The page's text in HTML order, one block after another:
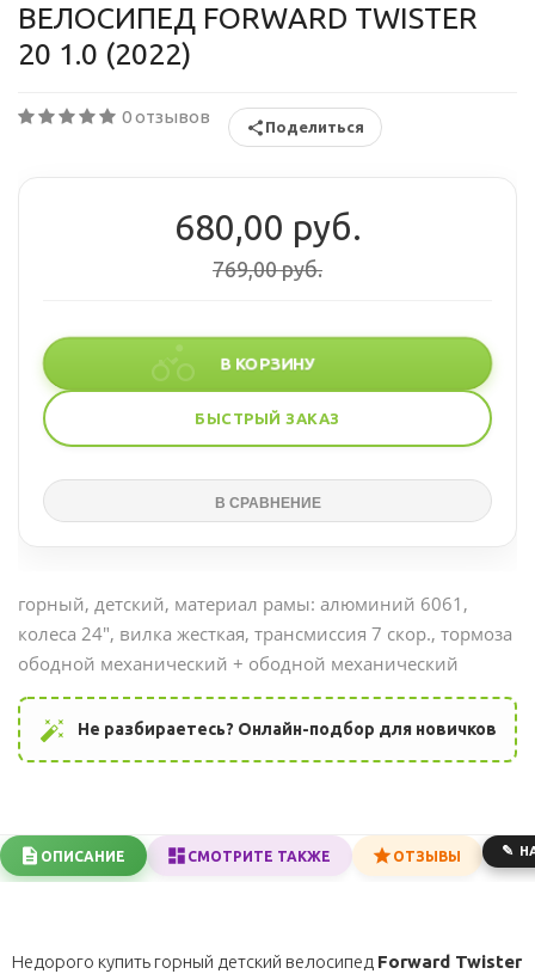
ВЕЛОСИПЕД FORWARD TWISTER
20 1.0 (2022)
0 отзывов Поделиться
680,00 руб.
769,00 руб.
В КОРЗИНУ
БЫСТРЫЙ ЗАКАЗ
горный, детский, материал рамы: алюминий 6061,
колеса 24", вилка жесткая, трансмиссия 7 скор., тормоза
ободной механический + ободной механический
auto_fix_high Не разбираетесь? Онлайн-подбор для новичков
ОПИСАНИЕ СМОТРИТЕ ТАКЖЕ ОТЗЫВЫ
Недорого купить горный детский велосипед Forward Twister